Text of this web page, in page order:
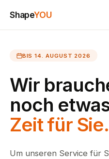
ShapeYOU
BIS 14. AUGUST 2026
Wir
noch
Zeit für Sie.
Um unseren Service für